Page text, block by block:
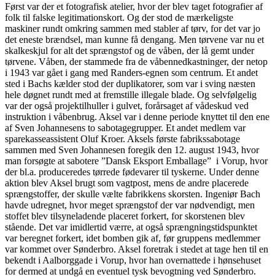
Først var der et fotografisk atelier, hvor der blev taget fotografier af
folk til falske legitimationskort. Og der stod de mærkeligste
maskiner rundt omkring sammen med stabler af tørv, for det var jo
det eneste brændsel, man kunne få dengang. Men tørvene var nu et
skalkeskjul for alt det sprængstof og de våben, der lå gemt under
tørvene. Våben, der stammede fra de våbennedkastninger, der netop
i 1943 var gået i gang med Randers-egnen som centrum. Et andet
sted i Bachs kælder stod der duplikatorer, som var i sving næsten
hele døgnet rundt med at fremstille illegale blade. Og selvfølgelig
var der også projektilhuller i gulvet, forårsaget af vådeskud ved
instruktion i våbenbrug. Aksel var i denne periode knyttet til den ene
af Sven Johannesens to sabotagegrupper. Et andet medlem var
sparekasseassistent Oluf Kroer. Aksels første fabrikssabotage
sammen med Sven Johannesen foregik den 12. august 1943, hvor
man forsøgte at sabotere ”Dansk Eksport Emballage” i Vorup, hvor
der bl.a. produceredes tørrede fødevarer til tyskerne. Under denne
aktion blev Aksel brugt som vagtpost, mens de andre placerede
sprængstoffer, der skulle vælte fabrikkens skorsten. Ingeniør Bach
havde udregnet, hvor meget sprængstof der var nødvendigt, men
stoffet blev tilsyneladende placeret forkert, for skorstenen blev
stående. Det var imidlertid værre, at også sprængningstidspunktet
var beregnet forkert, idet bomben gik af, før gruppens medlemmer
var kommet over Sønderbro. Aksel foretrak i stedet at tage hen til en
bekendt i Aalborggade i Vorup, hvor han overnattede i hønsehuset
for dermed at undgå en eventuel tysk bevogtning ved Sønderbro.